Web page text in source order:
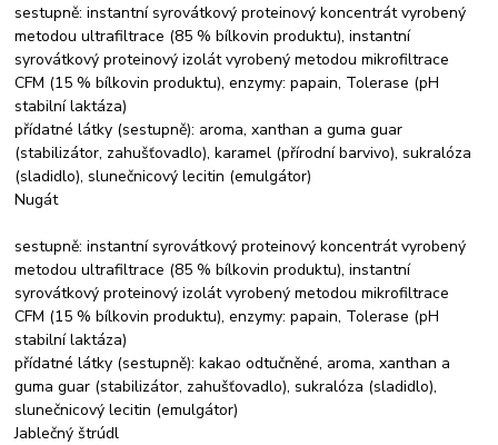
sestupně: instantní syrovátkový proteinový koncentrát vyrobený
metodou ultrafiltrace (85 % bílkovin produktu), instantní
syrovátkový proteinový izolát vyrobený metodou mikrofiltrace
CFM (15 % bílkovin produktu), enzymy: papain, Tolerase (pH
stabilní laktáza)
přídatné látky (sestupně): aroma, xanthan a guma guar
(stabilizátor, zahušťovadlo), karamel (přírodní barvivo), sukralóza
(sladidlo), slunečnicový lecitin (emulgátor)
Nugát
sestupně: instantní syrovátkový proteinový koncentrát vyrobený
metodou ultrafiltrace (85 % bílkovin produktu), instantní
syrovátkový proteinový izolát vyrobený metodou mikrofiltrace
CFM (15 % bílkovin produktu), enzymy: papain, Tolerase (pH
stabilní laktáza)
přídatné látky (sestupně): kakao odtučněné, aroma, xanthan a
guma guar (stabilizátor, zahušťovadlo), sukralóza (sladidlo),
slunečnicový lecitin (emulgátor)
Jablečný štrúdl